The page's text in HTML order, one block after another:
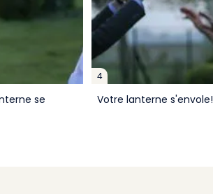
se
4
Votre lanterne s'envole!